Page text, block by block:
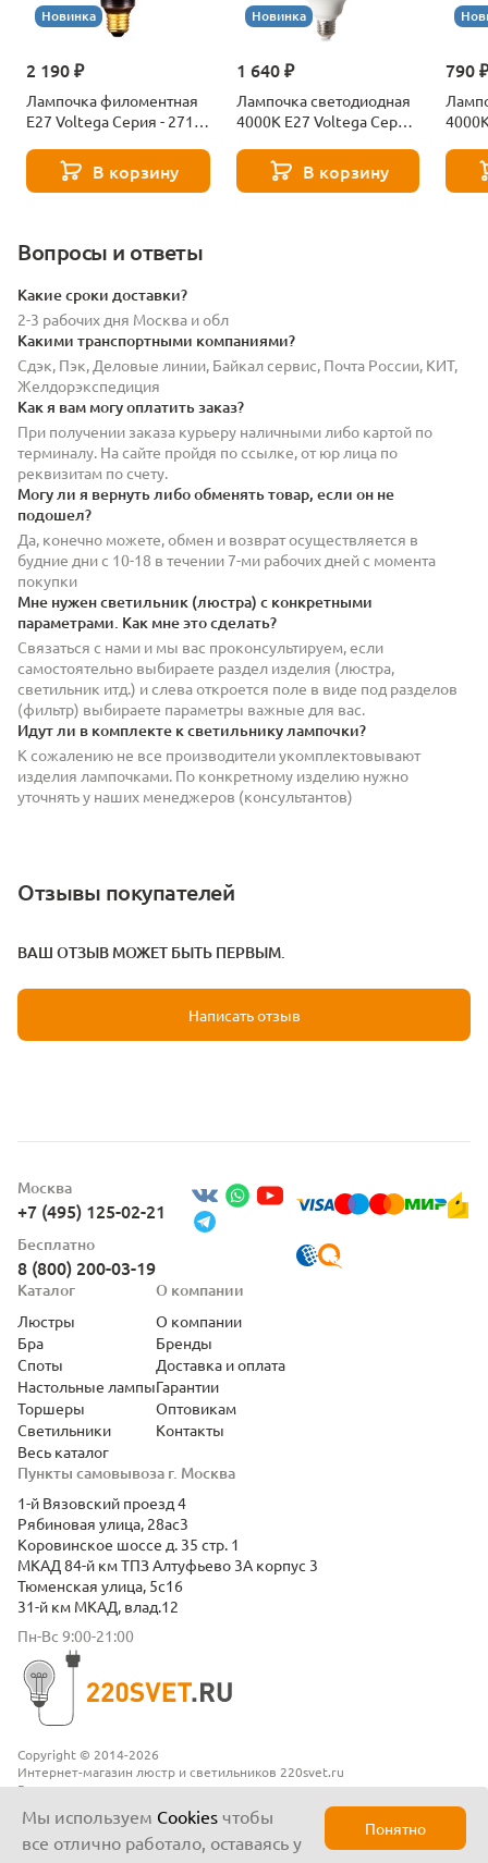
Новинка
2 190 ₽
Лампочка филоментная
Е27 Voltega Серия - 271
В корзину
Новинка
1 640 ₽
Лампочка светодиодная
4000К Е27 Voltega Серия
В корзину
790
Вопросы и ответы
Какие сроки доставки?
2-3 рабочих дня Москва и обл
Какими транспортными компаниями?
Сдэк, Пэк, Деловые линии, Байкал сервис, Почта России, КИТ,
Желдорэкспедиция
Как я вам могу оплатить заказ?
При получении заказа курьеру наличными либо картой по
терминалу. На сайте пройдя по ссылке, от юр лица по
реквизитам по счету.
Могу ли я вернуть либо обменять товар, если он не
подошел?
Да, конечно можете, обмен и возврат осуществляется в
будние дни с 10-18 в течении 7-ми рабочих дней с момента
покупки
Мне нужен светильник (люстра) с конкретными
параметрами. Как мне это сделать?
Связаться с нами и мы вас проконсультируем, если
самостоятельно выбираете раздел изделия (люстра,
светильник итд.) и слева откроется поле в виде под разделов
(фильтр) выбираете параметры важные для вас.
Идут ли в комплекте к светильнику лампочки?
К сожалению не все производители укомплектовывают
изделия лампочками. По конкретному изделию нужно
уточнять у наших менеджеров (консультантов)
Отзывы покупателей
ВАШ ОТЗЫВ МОЖЕТ БЫТЬ ПЕРВЫМ.
Написать отзыв
Copyright © 2014-2026
Интернет-магазин люстр и светильников 220svet.ru
Все права защищены
Москва
+7 (495) 125-02-21
Бесплатно
8 (800) 200-03-19
Пункты самовывоза г. Москва
1-й Вязовский проезд 4
Рябиновая улица, 28ас3
Коровинское шоссе д. 35 стр. 1
МКАД 84-й км ТПЗ Алтуфьево 3А корпус 3
Тюменская улица, 5с16
31-й км МКАД, влад.12
Пн-Вс 9:00-21:00
Каталог
Люстры
Бра
Споты
Настольные лампы
Торшеры
Светильники
Весь каталог
О компании
О компании
Бренды
Доставка и оплата
Гарантии
Оптовикам
Контакты
Мы используем Cookies чтобы
все отлично работало, оставаясь у
Понятно